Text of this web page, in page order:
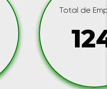
Total de